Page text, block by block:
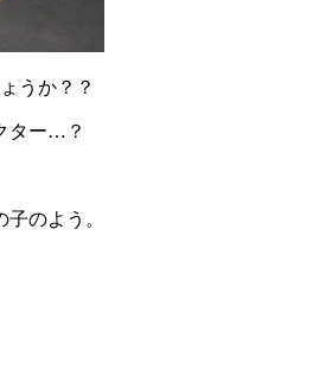
うか？？
ター…？
のよう。